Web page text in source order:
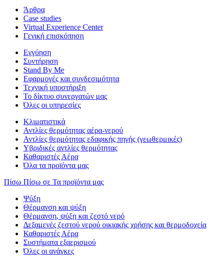
Άρθρα
Case studies
Virtual Experience Center
Γενική επισκόπηση
Εγγύηση
Συντήρηση
Stand By Me
Εφαρμογές και συνδεσιμότητα
Τεχνική υποστήριξη
Το δίκτυο συνεργατών μας
Όλες οι υπηρεσίες
Κλιματιστικά
Αντλίες θερμότητας αέρα-νερού
Αντλίες θερμότητας εδαφικής πηγής (γεωθερμικές)
Υβριδικές αντλίες θερμότητας
Καθαριστές Αέρα
Όλα τα προϊόντα μας
Πίσω Πίσω σε Τα προϊόντα μας
Ψύξη
Θέρμανση και ψύξη
Θέρμανση, ψύξη και ζεστό νερό
Δεξαμενές ζεστού νερού οικιακής χρήσης και θερμοδοχεία
Καθαριστές Αέρα
Συστήματα εξαερισμού
Όλες οι ανάγκες